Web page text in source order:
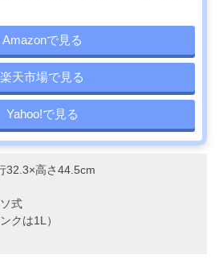
Amazonで見る
楽天市場で見る
Yahoo!で見る
32.3×高さ44.5cm
式
クは1L）